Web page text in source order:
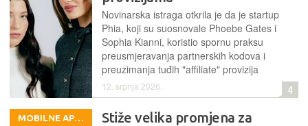
Novinarska istraga otkrila je da je startup
Phia, koji su suosnovale Phoebe Gates i
Sophia Kianni, koristio spornu praksu
preusmjeravanja partnerskih kodova i
preuzimanja tuđih "affiliate" provizija
12. srpnja 2026. 4
MOBILNE APLIKACIJE
Stiže velika promjena za